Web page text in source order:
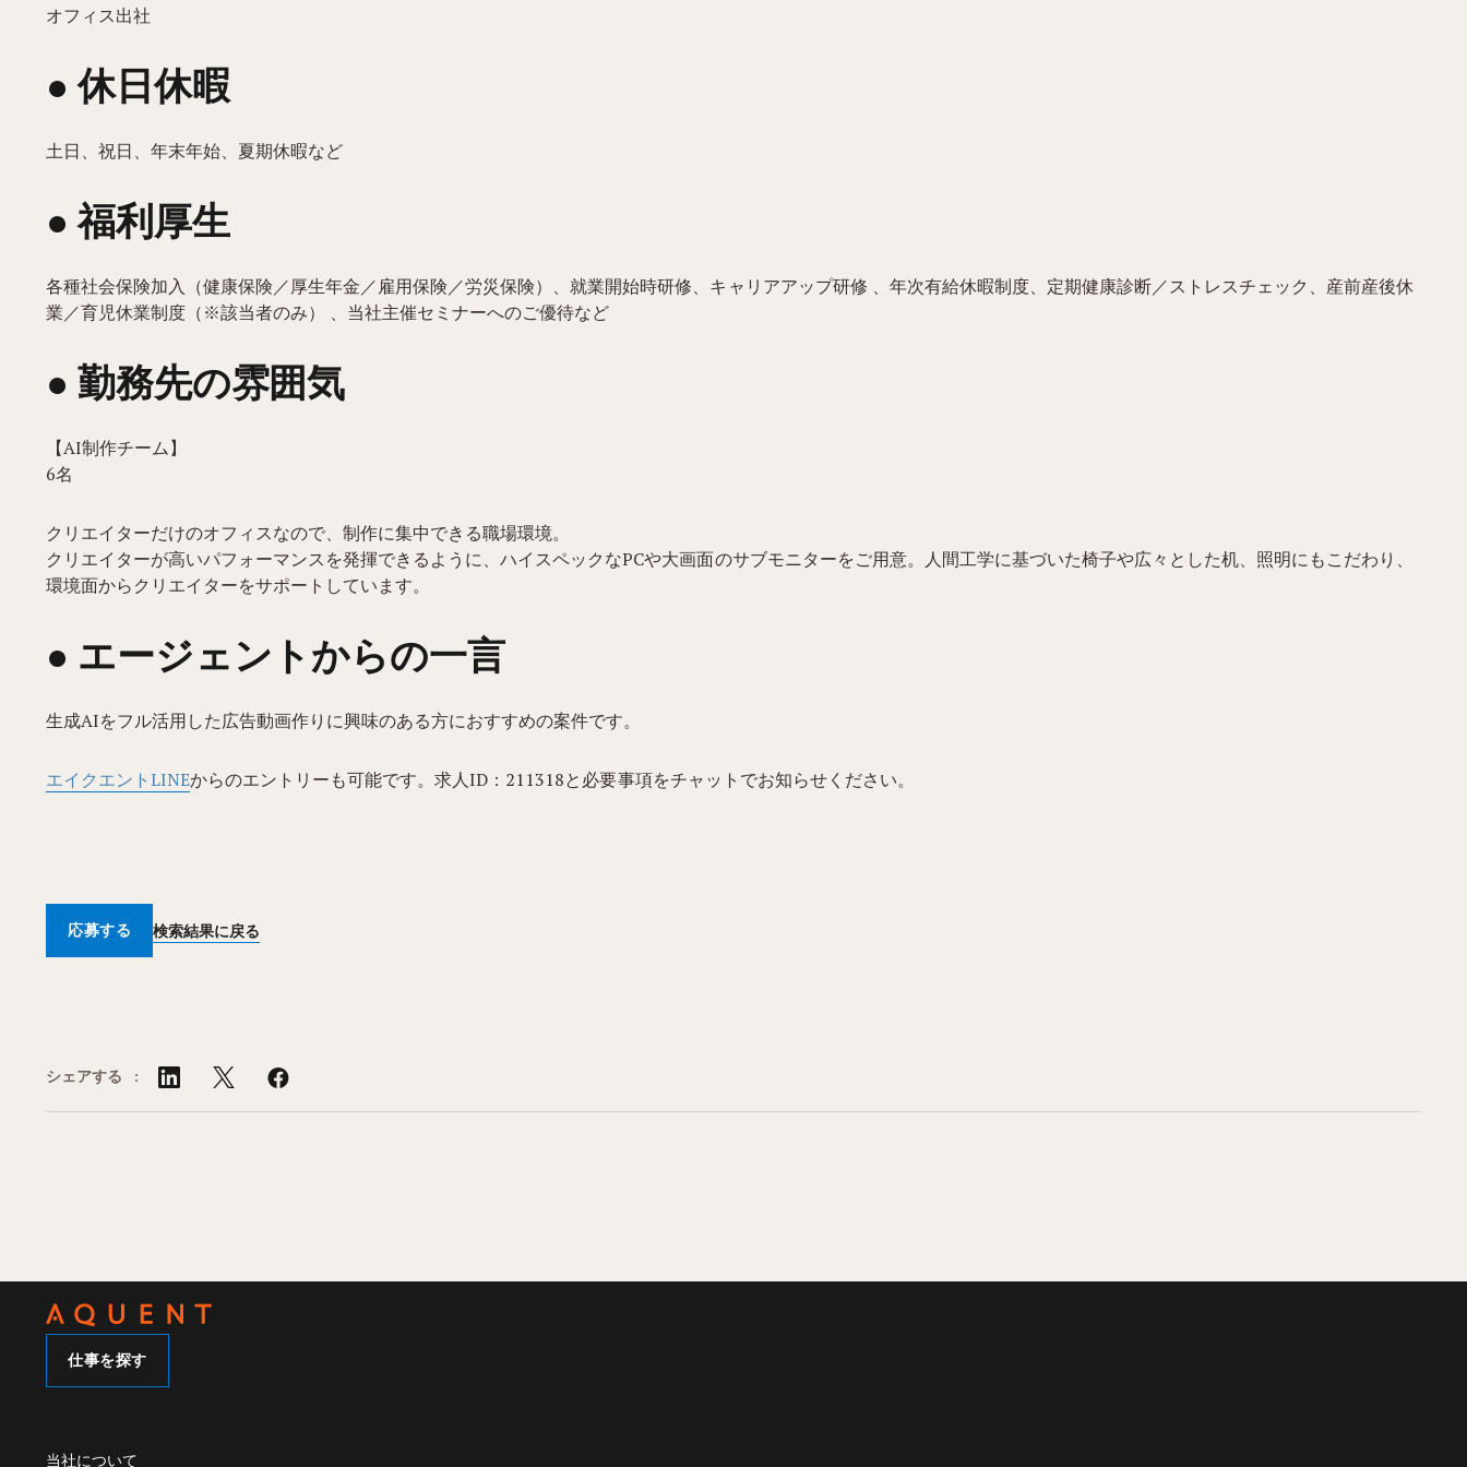
オフィス出社
● 休日休暇
土日、祝日、年末年始、夏期休暇など
● 福利厚生
各種社会保険加入（健康保険／厚生年金／雇用保険／労災保険）、就業開始時研修、キャリアアップ研修 、年次有給休暇制度、定期健康診断／ストレスチェック、産前産後休
業／育児休業制度（※該当者のみ） 、当社主催セミナーへのご優待など
● 勤務先の雰囲気
【AI制作チーム】
6名
クリエイターだけのオフィスなので、制作に集中できる職場環境。
クリエイターが高いパフォーマンスを発揮できるように、ハイスペックなPCや大画面のサブモニターをご用意。人間工学に基づいた椅子や広々とした机、照明にもこだわり、
環境面からクリエイターをサポートしています。
● エージェントからの一言
生成AIをフル活用した広告動画作りに興味のある方におすすめの案件です。
エイクエントLINEからのエントリーも可能です。求人ID：211318と必要事項をチャットでお知らせください。
応募する 検索結果に戻る
シェアする :
仕事を探す
当社について